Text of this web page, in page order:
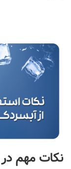
نکات مهم در